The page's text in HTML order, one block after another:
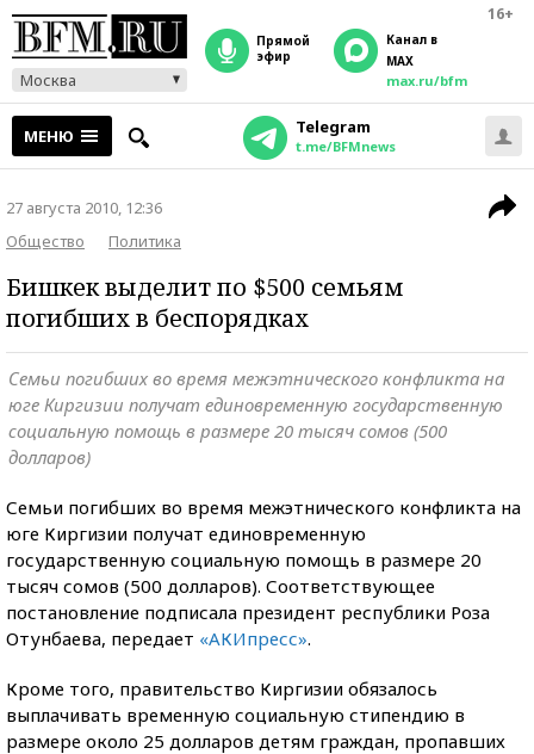
16+
Москва
прямой
эфир
Канал в
MAX
max.ru/bfm
МЕНЮ Telegram
t.me/BFMnews
27 августа 2010, 12:36
Общество
Политика
Бишкек выделит по $500 семьям
погибших в беспорядках
Семьи погибших во время межэтнического конфликта на
юге Киргизии получат единовременную государственную
социальную помощь в размере 20 тысяч сомов (500
долларов)
Семьи погибших во время межэтнического конфликта на
юге Киргизии получат единовременную
государственную социальную помощь в размере 20
тысяч сомов (500 долларов). Соответствующее
постановление подписала президент республики Роза
Отунбаева, передает «АКИпресс».
Кроме того, правительство Киргизии обязалось
выплачивать временную социальную стипендию в
размере около 25 долларов детям граждан, пропавших